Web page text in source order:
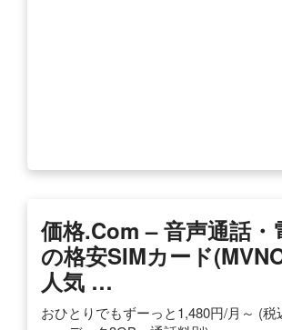
価格.com – 音声通話・
の格安SIMカード
人気 …
おひとりでもずーっと1,480円/月～ (税